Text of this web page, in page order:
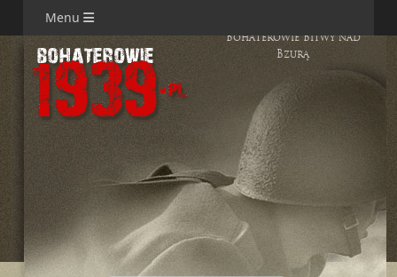
Menu
Bohaterowie Bitwy nad
Bzurą